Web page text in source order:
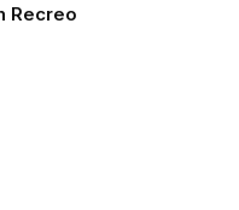
Recreo